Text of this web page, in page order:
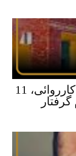
پی ایچ پی ساہیوال ریجن کی کارروائی، 11